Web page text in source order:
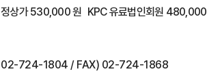
정상가 530,000 원 KPC 유료법인회원
02-724-1804 / FAX) 02-724-1868